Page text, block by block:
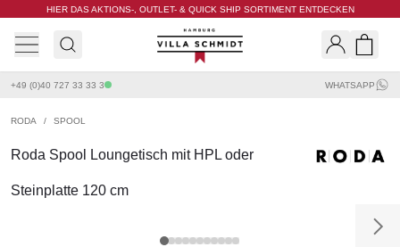
HIER DAS AKTIONS-, OUTLET- & QUICK SHIP SORTIMENT ENTDECKEN
Villa Schmidt
+49 (0)40 727 33 33 3 WHATSAPP
RODA / SPOOL
Roda Spool Loungetisch mit HPL oder
Steinplatte 120 cm